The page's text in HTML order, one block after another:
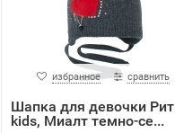
избранное сравнить
Шапка для девочки
kids, Миалт темно-се...